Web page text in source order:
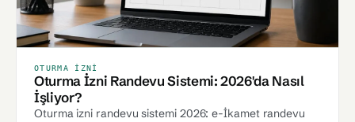
OTURMA İZNI
Oturma İzni Randevu Sistemi: 2026'da Nasıl
İşliyor?
Oturma izni randevu sistemi 2026: e-İkamet randevu